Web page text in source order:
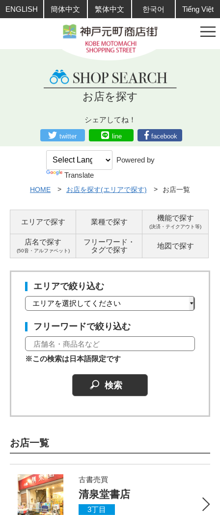
ENGLISH 簡体中文 繁体中文 한국어 Tiếng Việt
お店を探す
シェアしてね！
twitter line facebook
Powered by
Translate
HOME お店を探す(エリアで探す) お店一覧
エリアで探す 業種で探す 機能で探す
(決済・テイクアウト等)
店名で探す
(50音・アルファベット)
フリーワード・
タグで探す 地図で探す
エリアで絞り込む
フリーワードで絞り込む
※この検索は日本語限定です
お店一覧
古書売買
清泉堂書店
3丁目